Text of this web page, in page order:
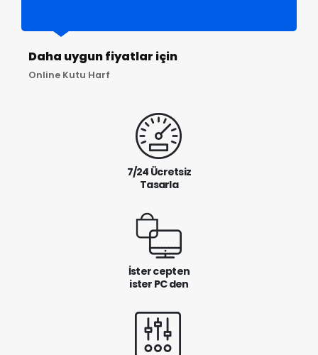
Daha uygun fiyatlar için
Online Kutu Harf
7/24 Ücretsiz
Tasarla
İster cepten
ister PC den